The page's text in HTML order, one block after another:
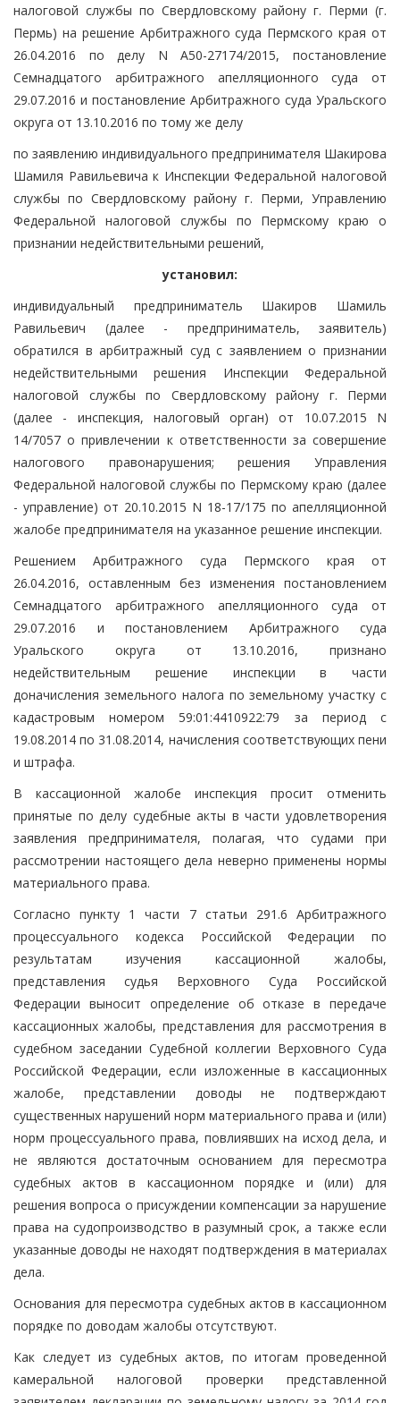
налоговой службы по Свердловскому району г. Перми (г.
Пермь) на решение Арбитражного суда Пермского края от
26.04.2016 по делу N А50-27174/2015, постановление
Семнадцатого арбитражного апелляционного суда от
29.07.2016 и постановление Арбитражного суда Уральского
округа от 13.10.2016 по тому же делу
по заявлению индивидуального предпринимателя Шакирова
Шамиля Равильевича к Инспекции Федеральной налоговой
службы по Свердловскому району г. Перми, Управлению
Федеральной налоговой службы по Пермскому краю о
признании недействительными решений,
установил:
индивидуальный предприниматель Шакиров Шамиль
Равильевич (далее - предприниматель, заявитель)
обратился в арбитражный суд с заявлением о признании
недействительными решения Инспекции Федеральной
налоговой службы по Свердловскому району г. Перми
(далее - инспекция, налоговый орган) от 10.07.2015 N
14/7057 о привлечении к ответственности за совершение
налогового правонарушения; решения Управления
Федеральной налоговой службы по Пермскому краю (далее
- управление) от 20.10.2015 N 18-17/175 по апелляционной
жалобе предпринимателя на указанное решение инспекции.
Решением Арбитражного суда Пермского края от
26.04.2016, оставленным без изменения постановлением
Семнадцатого арбитражного апелляционного суда от
29.07.2016 и постановлением Арбитражного суда
Уральского округа от 13.10.2016, признано
недействительным решение инспекции в части
доначисления земельного налога по земельному участку с
кадастровым номером 59:01:4410922:79 за период с
19.08.2014 по 31.08.2014, начисления соответствующих пени
и штрафа.
В кассационной жалобе инспекция просит отменить
принятые по делу судебные акты в части удовлетворения
заявления предпринимателя, полагая, что судами при
рассмотрении настоящего дела неверно применены нормы
материального права.
Согласно пункту 1 части 7 статьи 291.6 Арбитражного
процессуального кодекса Российской Федерации по
результатам изучения кассационной жалобы,
представления судья Верховного Суда Российской
Федерации выносит определение об отказе в передаче
кассационных жалобы, представления для рассмотрения в
судебном заседании Судебной коллегии Верховного Суда
Российской Федерации, если изложенные в кассационных
жалобе, представлении доводы не подтверждают
существенных нарушений норм материального права и (или)
норм процессуального права, повлиявших на исход дела, и
не являются достаточным основанием для пересмотра
судебных актов в кассационном порядке и (или) для
решения вопроса о присуждении компенсации за нарушение
права на судопроизводство в разумный срок, а также если
указанные доводы не находят подтверждения в материалах
дела.
Основания для пересмотра судебных актов в кассационном
порядке по доводам жалобы отсутствуют.
Как следует из судебных актов, по итогам проведенной
камеральной налоговой проверки представленной